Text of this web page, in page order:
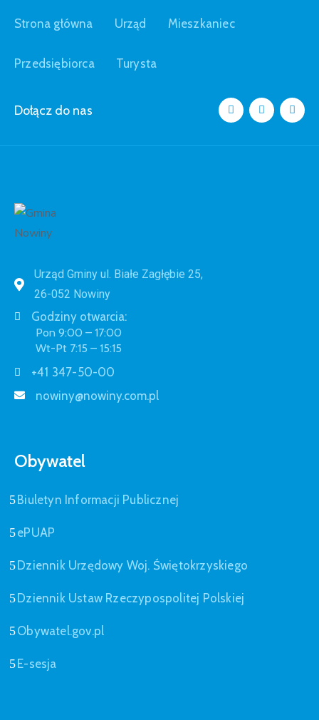
Strona główna Urząd Mieszkaniec
Przedsiębiorca Turysta
Dołącz do nas
Urząd Gminy ul. Białe Zagłębie 25,
26-052 Nowiny
Godziny otwarcia:
Pon 9:00 – 17:00
Wt-Pt 7:15 – 15:15
+41 347-50-00
nowiny@nowiny.com.pl
Obywatel
Biuletyn Informacji Publicznej
ePUAP
Dziennik Urzędowy Woj. Świętokrzyskiego
Dziennik Ustaw Rzeczypospolitej Polskiej
Obywatel.gov.pl
E-sesja